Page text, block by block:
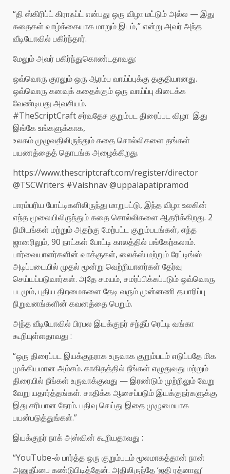
“தி ஸ்கிரிப்ட் கிராஃப்ட் என்பது ஒரு விழா மட்டும் அல்ல — இது
கதைகள் வாழ்க்கையாக மாறும் இடம்,” என்று அவர் அந்த
வீடியோவில் பகிர்ந்தார்.
மேலும் அவர் பகிர்ந்துகொண்டதாவது:
ஒவ்வொரு குரலும் ஒரு ஆரம்ப வாய்ப்புக்கு தகுதியானது.
ஒவ்வொரு கனவுக் கதைக்கும் ஒரு வாய்ப்பு கிடைக்க
வேண்டியது அவசியம்.
#TheScriptCraft சர்வதேச குறும்பட திரைப்பட விழா இது
இங்கே உங்களுக்காக,
உலகம் முழுவதிலிருந்தும் கதை சொல்லிகளை தங்கள்
பயணத்தைத் தொடங்க அழைக்கிறது.
https://www.thescriptcraft.com/register/director
@TSCWriters #Vaishnav @uppalapatipramod
பாரம்பரிய போட்டிகளிலிருந்து மாறுபட்டு, இந்த விழா உலகின்
எந்த மூலையிலிருந்தும் கதை சொல்லிகளை ஆதரிக்கிறது. 2
நிமிடங்கள் மற்றும் அதற்கு மேற்பட்ட குறும்படங்கள், எந்த
ஜானரிலும், 90 நாட்கள் போட்டி காலத்தில் பங்கேற்கலாம்.
பார்வையாளர்களின் வாக்குகள், லைக்ஸ் மற்றும் ரேட்டிங்ஸ்
அடிப்படையில் முதல் மூன்று வெற்றியாளர்கள் தேர்வு
செய்யப்படுவார்கள். அதே சமயம், சமர்ப்பிக்கப்படும் ஒவ்வொரு
படமும், புதிய திறமைகளை தேடி வரும் முன்னணி தயாரிப்பு
நிறுவனங்களின் கவனத்தை பெறும்.
அந்த வீடியோவில் பிரபல இயக்குநர் சந்தீப் ரெட்டி வங்கா
கூறியுள்ளதாவது :
“ஒரு திரைப்பட இயக்குநராக உருவாக குறும்படம் எடுப்பதே மிக
முக்கியமான அம்சம். காகிதத்தில் நீங்கள் எழுதுவது மற்றும்
திரையில் நீங்கள் உருவாக்குவது — இரண்டும் முற்றிலும் வேறு
வேறு யதார்த்தங்கள். சாதிக்க ஆசைப்படும் இயக்குநர்களுக்கு
இது சரியான நேரம். பதிவு செய்து இதை முழுமையாக
பயன்படுத்துங்கள்.”
இயக்குநர் நாக் அஸ்வின் கூறியதாவது :
“YouTube-ல் பார்த்த ஒரு குறும்படம் மூலமாகத்தான் நான்
அனுதீப்பை கண்டுபிடித்தேன். அதிலிருந்தே ‘ஜதி ரத்னாலு’